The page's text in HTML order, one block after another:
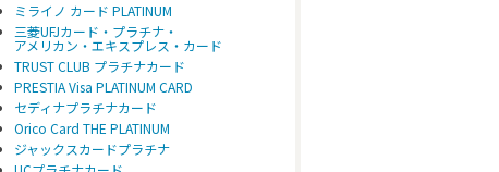
ミライノ カード PLATINUM
三菱UFJカード・プラチナ・
アメリカン・エキスプレス・カード
TRUST CLUB プラチナカード
PRESTIA Visa PLATINUM CARD
セディナプラチナカード
Orico Card THE PLATINUM
ジャックスカードプラチナ